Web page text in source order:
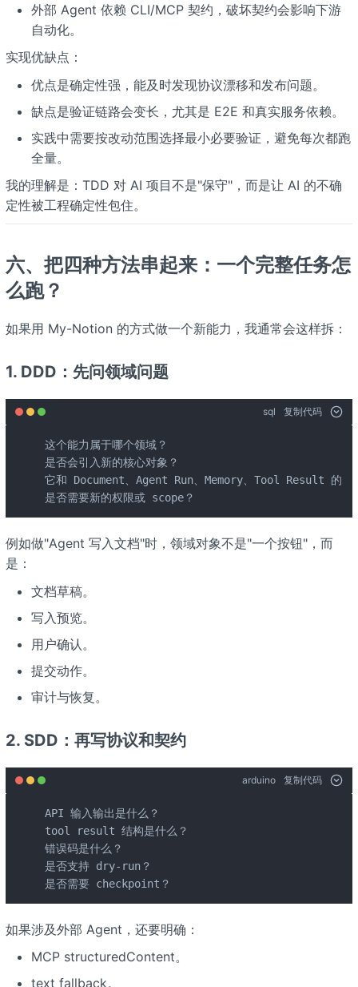
外部 Agent 依赖 CLI/MCP 契约，破坏契约会影响下游
自动化。
实现优缺点：
优点是确定性强，能及时发现协议漂移和发布问题。
缺点是验证链路会变长，尤其是 E2E 和真实服务依赖。
实践中需要按改动范围选择最小必要验证，避免每次都跑
全量。
我的理解是：TDD 对 AI 项目不是"保守"，而是让 AI 的不确
定性被工程确定性包住。
六、把四种方法串起来：一个完整任务怎
么跑？
如果用 My-Notion 的方式做一个新能力，我通常会这样拆：
1. DDD：先问领域问题
sql 复制代码
这个能力属于哪个领域？
是否会引入新的核心对象？
它和 Document、Agent Run、Memory、Tool Result 的关
是否需要新的权限或 scope？
例如做"Agent 写入文档"时，领域对象不是"一个按钮"，而
是：
文档草稿。
写入预览。
用户确认。
提交动作。
审计与恢复。
2. SDD：再写协议和契约
arduino 复制代码
API 输入输出是什么？
tool result 结构是什么？
错误码是什么？
是否支持 dry-run？
是否需要 checkpoint？
如果涉及外部 Agent，还要明确：
MCP structuredContent。
text fallback。